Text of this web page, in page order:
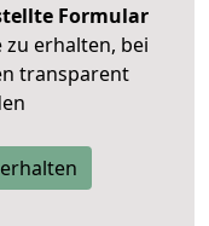
Formular
erhalten, bei
transparent